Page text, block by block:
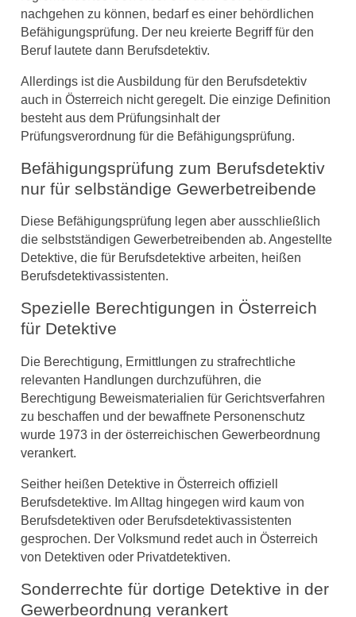
nachgehen zu können, bedarf es einer behördlichen
Befähigungsprüfung. Der neu kreierte Begriff für den
Beruf lautete dann Berufsdetektiv.
Allerdings ist die Ausbildung für den Berufsdetektiv
auch in Österreich nicht geregelt. Die einzige Definition
besteht aus dem Prüfungsinhalt der
Prüfungsverordnung für die Befähigungsprüfung.
Befähigungsprüfung zum Berufsdetektiv
nur für selbständige Gewerbetreibende
Diese Befähigungsprüfung legen aber ausschließlich
die selbstständigen Gewerbetreibenden ab. Angestellte
Detektive, die für Berufsdetektive arbeiten, heißen
Berufsdetektivassistenten.
Spezielle Berechtigungen in Österreich
für Detektive
Die Berechtigung, Ermittlungen zu strafrechtliche
relevanten Handlungen durchzuführen, die
Berechtigung Beweismaterialien für Gerichtsverfahren
zu beschaffen und der bewaffnete Personenschutz
wurde 1973 in der österreichischen Gewerbeordnung
verankert.
Seither heißen Detektive in Österreich offiziell
Berufsdetektive. Im Alltag hingegen wird kaum von
Berufsdetektiven oder Berufsdetektivassistenten
gesprochen. Der Volksmund redet auch in Österreich
von Detektiven oder Privatdetektiven.
Sonderrechte für dortige Detektive in der
Gewerbeordnung verankert